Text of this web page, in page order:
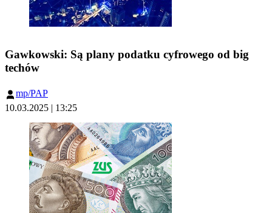
Gawkowski: Są plany podatku cyfrowego od big
techów
mp/PAP
10.03.2025 | 13:25